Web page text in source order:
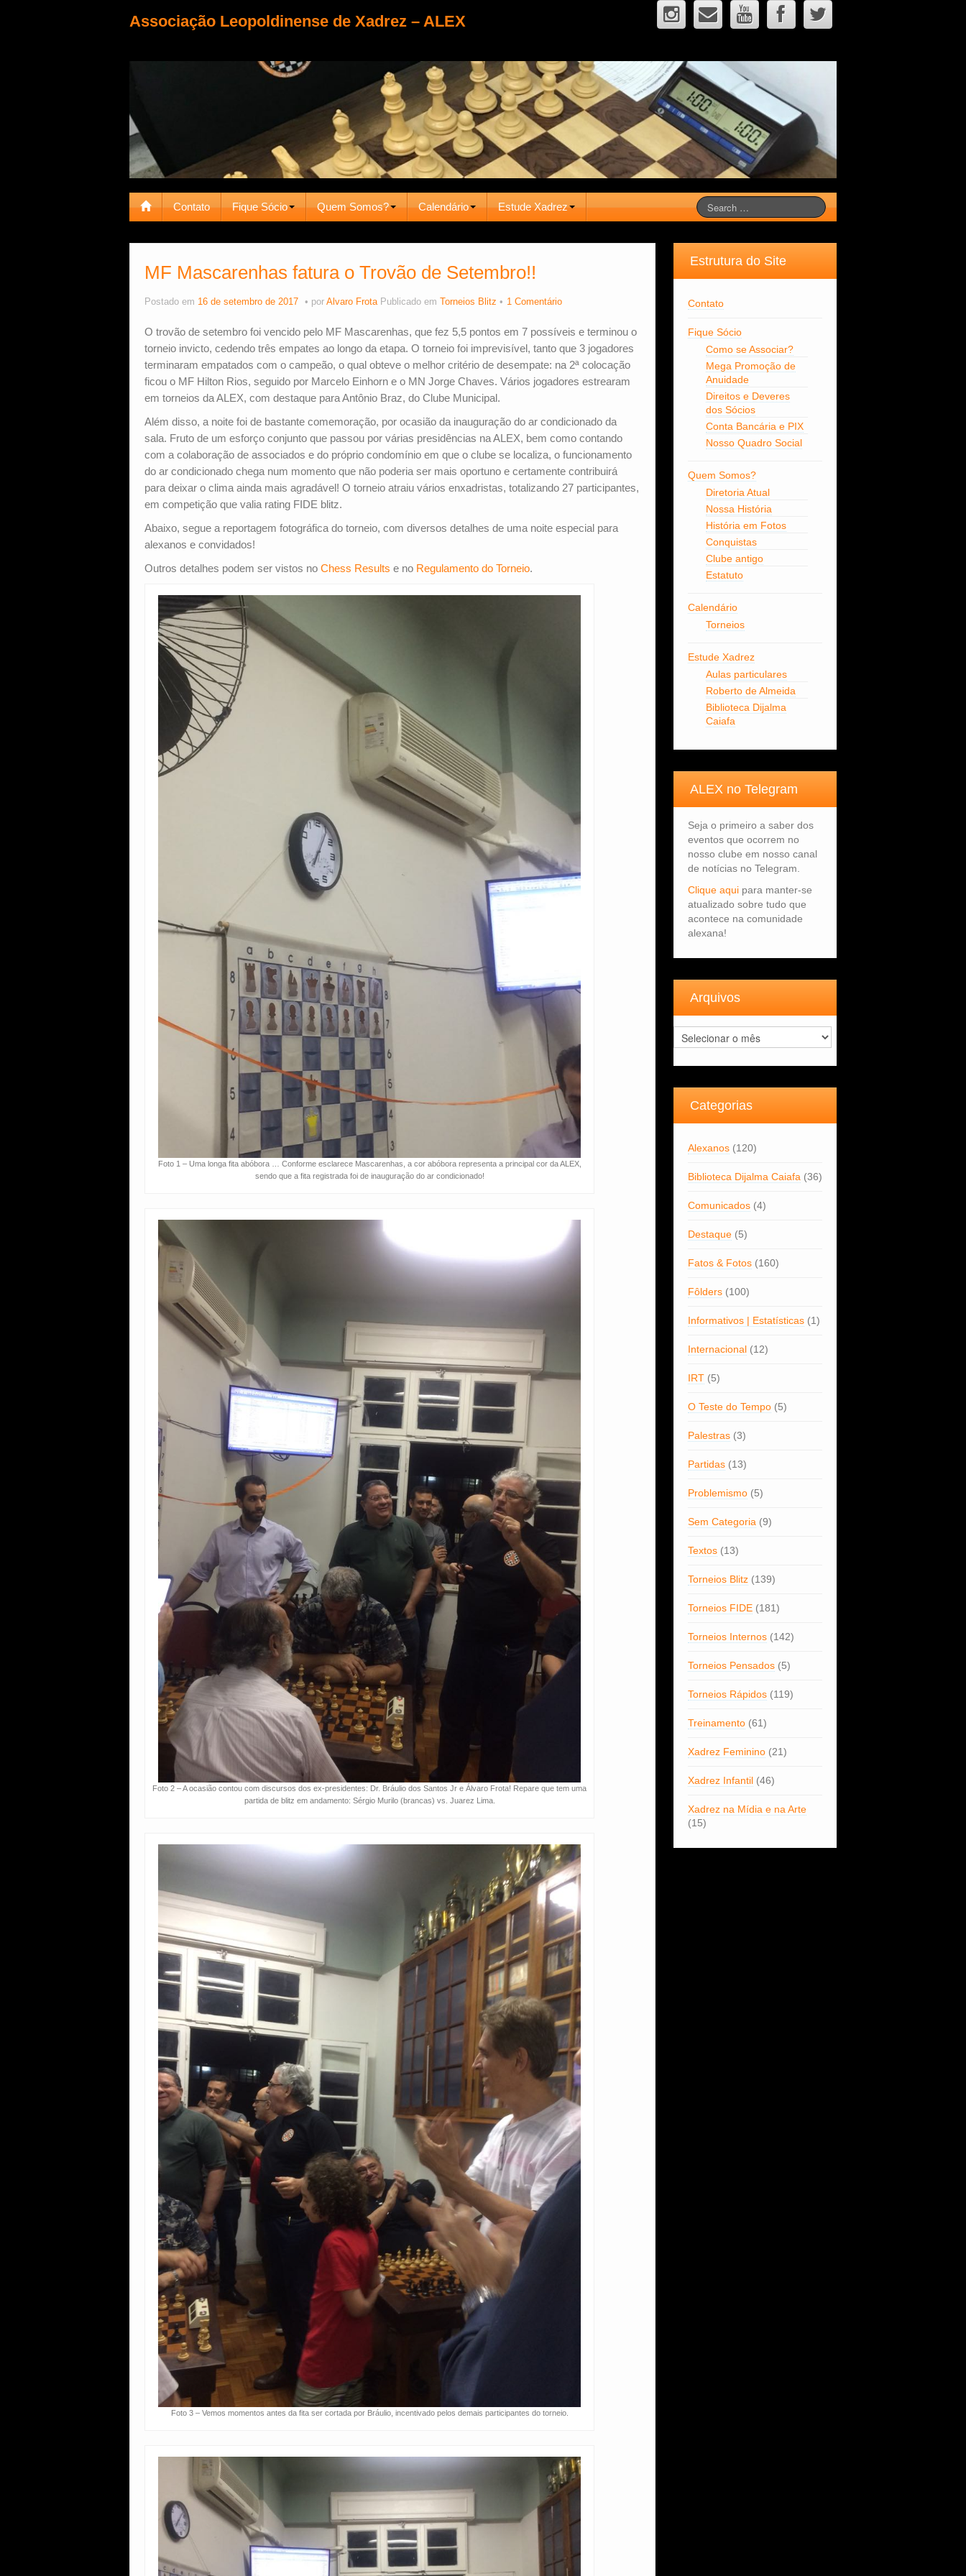
Associação Leopoldinense de Xadrez – ALEX
Contato Fique Sócio Quem Somos? Calendário Estude Xadrez
MF Mascarenhas fatura o Trovão de Setembro!!
Postado em 16 de setembro de 2017 por Alvaro Frota Publicado em Torneios Blitz 1 Comentário
O trovão de setembro foi vencido pelo MF Mascarenhas, que fez 5,5 pontos em 7 possíveis e terminou o
torneio invicto, cedendo três empates ao longo da etapa. O torneio foi imprevisível, tanto que 3 jogadores
terminaram empatados com o campeão, o qual obteve o melhor critério de desempate: na 2ª colocação
ficou o MF Hilton Rios, seguido por Marcelo Einhorn e o MN Jorge Chaves. Vários jogadores estrearam
em torneios da ALEX, com destaque para Antônio Braz, do Clube Municipal.
Além disso, a noite foi de bastante comemoração, por ocasião da inauguração do ar condicionado da
sala. Fruto de um esforço conjunto que passou por várias presidências na ALEX, bem como contando
com a colaboração de associados e do próprio condomínio em que o clube se localiza, o funcionamento
do ar condicionado chega num momento que não poderia ser mais oportuno e certamente contribuirá
para deixar o clima ainda mais agradável! O torneio atraiu vários enxadristas, totalizando 27 participantes,
em competição que valia rating FIDE blitz.
Abaixo, segue a reportagem fotográfica do torneio, com diversos detalhes de uma noite especial para
alexanos e convidados!
Outros detalhes podem ser vistos no Chess Results e no Regulamento do Torneio.
Foto 1 – Uma longa fita abóbora … Conforme esclarece Mascarenhas, a cor abóbora representa a principal cor da ALEX,
sendo que a fita registrada foi de inauguração do ar condicionado!
Foto 2 – A ocasião contou com discursos dos ex-presidentes: Dr. Bráulio dos Santos Jr e Álvaro Frota! Repare que tem uma
partida de blitz em andamento: Sérgio Murilo (brancas) vs. Juarez Lima.
Foto 3 – Vemos momentos antes da fita ser cortada por Bráulio, incentivado pelos demais participantes do torneio.
Estrutura do Site
Contato
Fique Sócio
Como se Associar?
Mega Promoção de
Anuidade
Direitos e Deveres
dos Sócios
Conta Bancária e PIX
Nosso Quadro Social
Quem Somos?
Diretoria Atual
Nossa História
História em Fotos
Conquistas
Clube antigo
Estatuto
Calendário
Torneios
Estude Xadrez
Aulas particulares
Roberto de Almeida
Biblioteca Dijalma
Caiafa
ALEX no Telegram
Seja o primeiro a saber dos
eventos que ocorrem no
nosso clube em nosso canal
de notícias no Telegram.
Clique aquipara manter-se
atualizado sobre tudo que
acontece na comunidade
alexana!
Arquivos
Arquivos
Categorias
Alexanos(120)
Biblioteca Dijalma Caiafa(36)
Comunicados(4)
Destaque(5)
Fatos & Fotos(160)
Fôlders(100)
Informativos | Estatísticas(1)
Internacional(12)
IRT(5)
O Teste do Tempo(5)
Palestras(3)
Partidas(13)
Problemismo(5)
Sem Categoria(9)
Textos(13)
Torneios Blitz(139)
Torneios FIDE(181)
Torneios Internos(142)
Torneios Pensados(5)
Torneios Rápidos(119)
Treinamento(61)
Xadrez Feminino(21)
Xadrez Infantil(46)
Xadrez na Mídia e na Arte
(15)